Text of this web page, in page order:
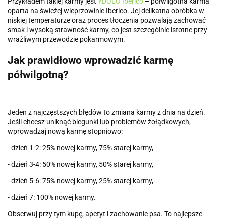
oparta na świeżej wieprzowinie Iberico. Jej delikatna obróbka w
niskiej temperaturze oraz proces tłoczenia pozwalają zachować
smak i wysoką strawność karmy, co jest szczególnie istotne przy
wrażliwym przewodzie pokarmowym.
Jak prawidłowo wprowadzić karmę
półwilgotną?
Jeden z najczęstszych błędów to zmiana karmy z dnia na dzień.
Jeśli chcesz uniknąć biegunki lub problemów żołądkowych,
wprowadzaj nową karmę stopniowo:
- dzień 1-2: 25% nowej karmy, 75% starej karmy,
- dzień 3-4: 50% nowej karmy, 50% starej karmy,
- dzień 5-6: 75% nowej karmy, 25% starej karmy,
- dzień 7: 100% nowej karmy.
Obserwuj przy tym kupę, apetyt i zachowanie psa. To najlepsze